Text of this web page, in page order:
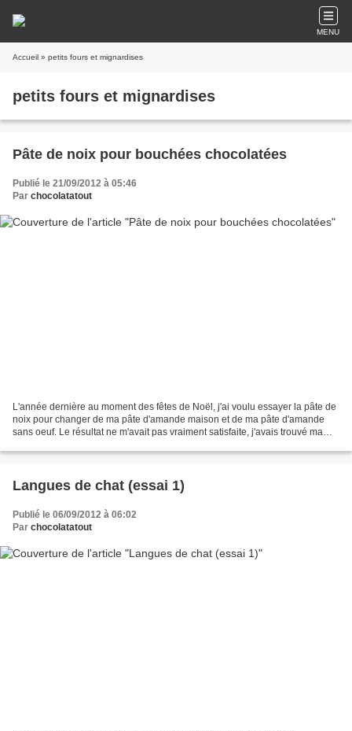
MENU
Accueil » petits fours et mignardises
petits fours et mignardises
Pâte de noix pour bouchées chocolatées
Publié le 21/09/2012 à 05:46
Par chocolatatout
L'année dernière au moment des fêtes de Noël, j'ai voulu essayer la pâte de
noix pour changer de ma pâte d'amande maison et de ma pâte d'amande
sans oeuf. Le résultat ne m'avait pas vraiment satisfaite, j'avais trouvé ma
Langues de chat (essai 1)
Publié le 06/09/2012 à 06:02
Par chocolatatout